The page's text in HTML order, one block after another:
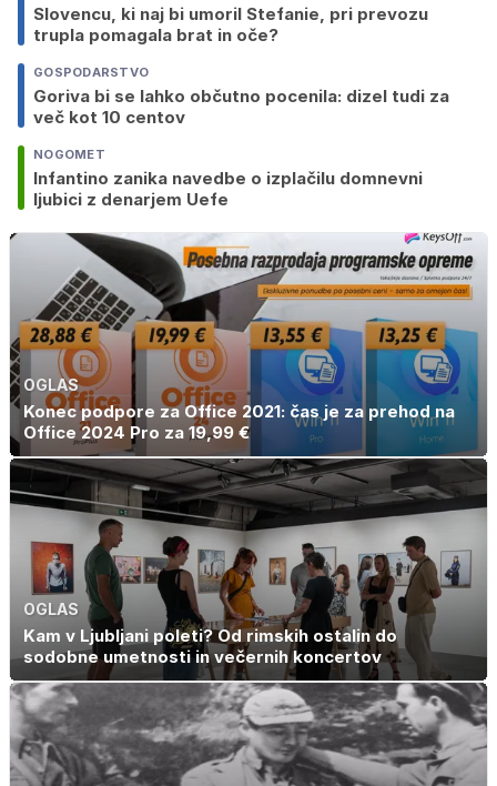
Slovencu, ki naj bi umoril Stefanie, pri prevozu
trupla pomagala brat in oče?
GOSPODARSTVO
Goriva bi se lahko občutno pocenila: dizel tudi za
več kot 10 centov
NOGOMET
Infantino zanika navedbe o izplačilu domnevni
ljubici z denarjem Uefe
OGLAS
Konec podpore za Office 2021: čas je za prehod na
Office 2024 Pro za 19,99 €
OGLAS
Kam v Ljubljani poleti? Od rimskih ostalin do
sodobne umetnosti in večernih koncertov